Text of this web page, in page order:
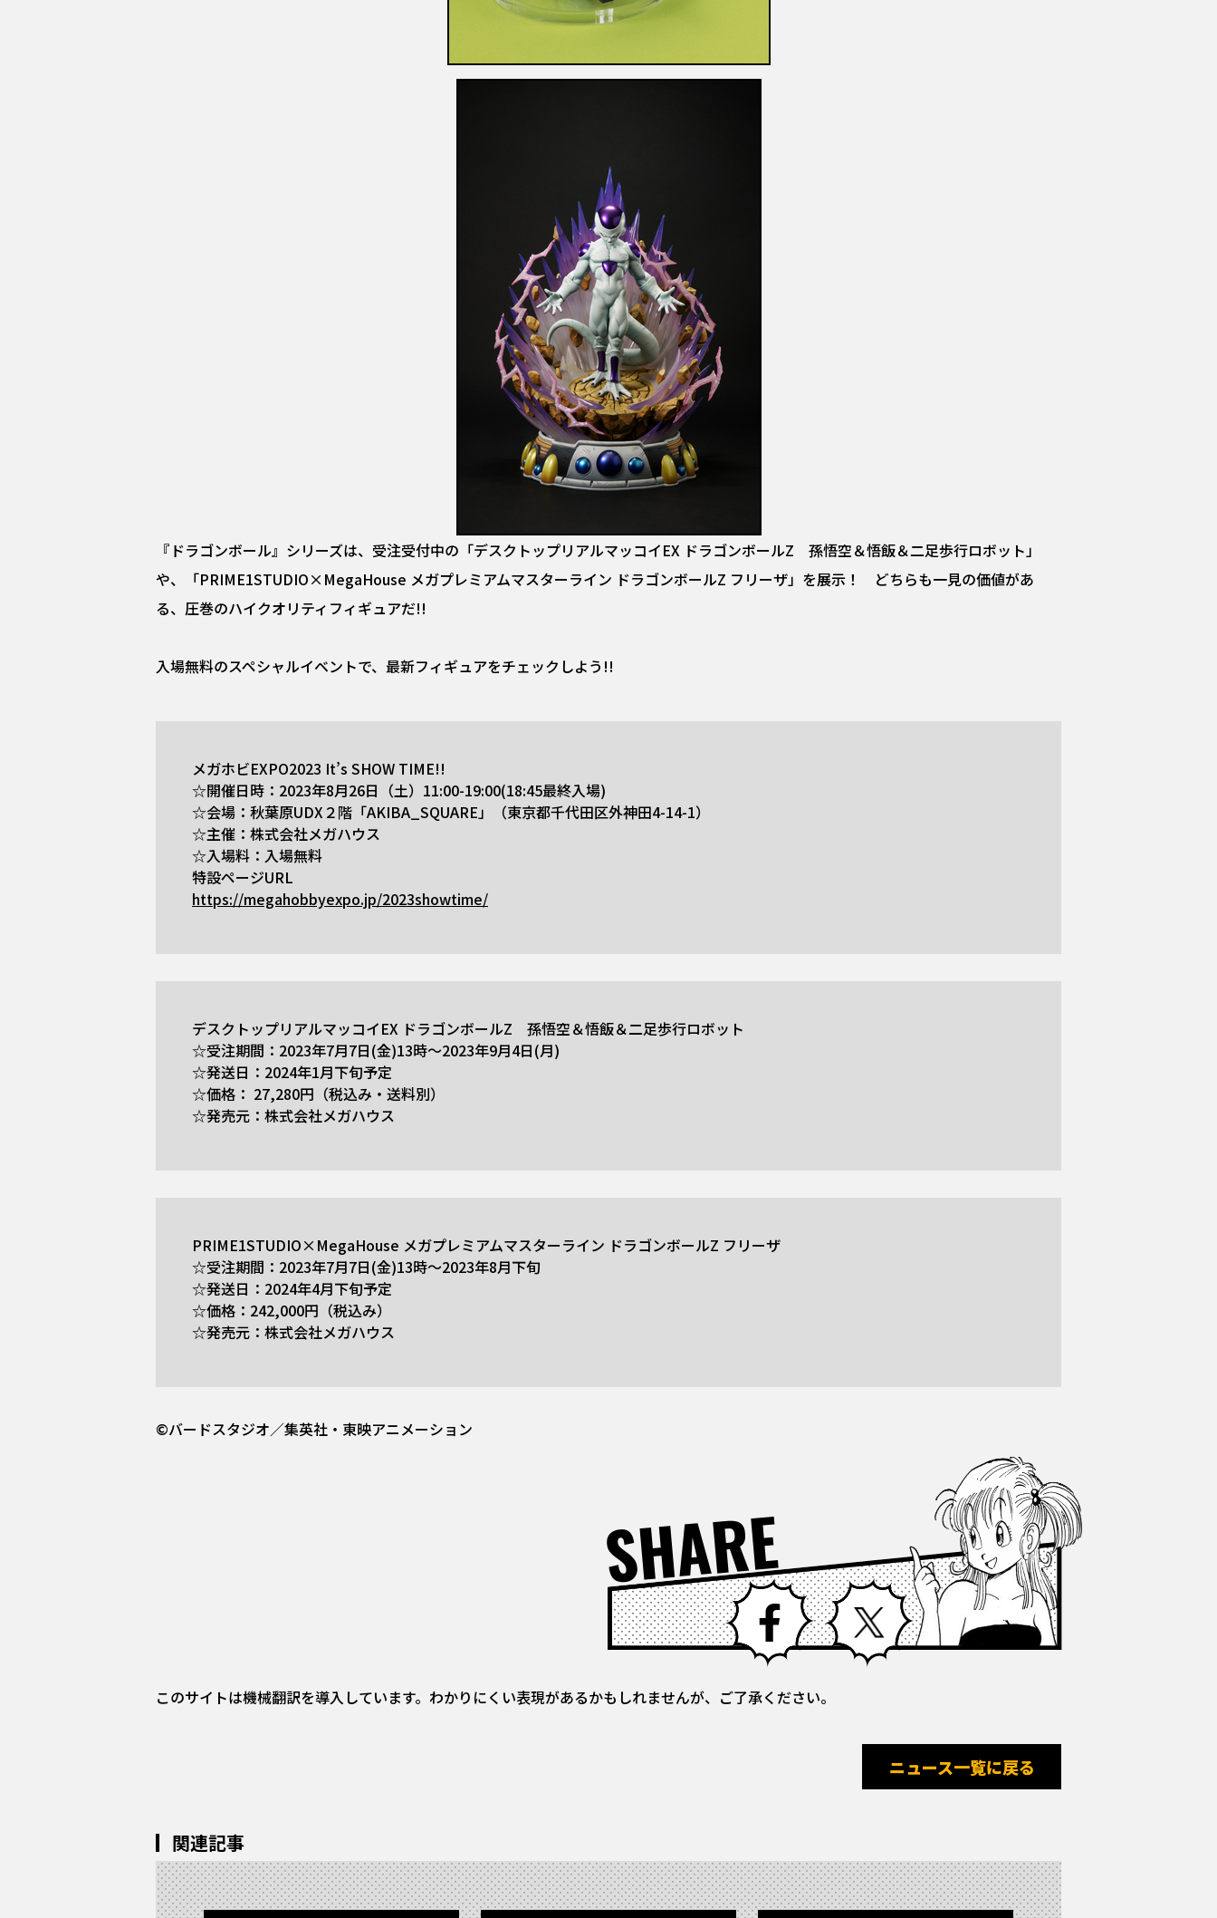
『ドラゴンボール』シリーズは、受注受付中の「デスクトップリアルマッコイEX ドラゴンボールZ 孫悟空＆悟飯＆二足歩行ロボット」
や、「PRIME1STUDIO×MegaHouse メガプレミアムマスターライン ドラゴンボールZ フリーザ」を展示！ どちらも一見の価値があ
る、圧巻のハイクオリティフィギュアだ!!
入場無料のスペシャルイベントで、最新フィギュアをチェックしよう!!
メガホビEXPO2023 It’s SHOW TIME!!
☆開催日時：2023年8月26日（土）11:00-19:00(18:45最終入場)
☆会場：秋葉原UDX２階「AKIBA_SQUARE」（東京都千代田区外神田4-14-1）
☆主催：株式会社メガハウス
☆入場料：入場無料
特設ページURL
https://megahobbyexpo.jp/2023showtime/
デスクトップリアルマッコイEX ドラゴンボールZ 孫悟空＆悟飯＆二足歩行ロボット
☆受注期間：2023年7月7日(金)13時～2023年9月4日(月)
☆発送日：2024年1月下旬予定
☆価格： 27,280円（税込み・送料別）
☆発売元：株式会社メガハウス
PRIME1STUDIO×MegaHouse メガプレミアムマスターライン ドラゴンボールZ フリーザ
☆受注期間：2023年7月7日(金)13時～2023年8月下旬
☆発送日：2024年4月下旬予定
☆価格：242,000円（税込み）
☆発売元：株式会社メガハウス
©バードスタジオ／集英社・東映アニメーション
SHARE Facebook X
このサイトは機械翻訳を導入しています。わかりにくい表現があるかもしれませんが、ご了承ください。
ニュース一覧に戻る
関連記事